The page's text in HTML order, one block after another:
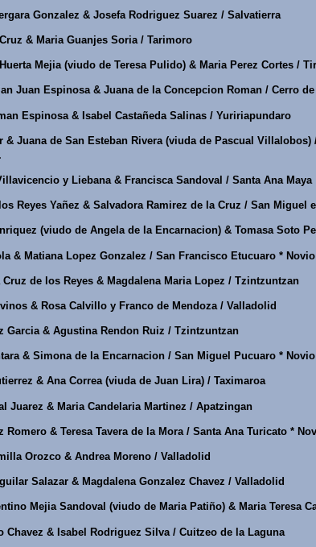
Gonzalez & Josefa Rodriguez Suarez / Salvatierra
& Maria Guanjes Soria / Tarimoro
Mejia (viudo de Teresa Pulido) & Maria Perez Cortes /
Juan Espinosa & Juana de la Concepcion Roman / Cerro
Espinosa & Isabel Castañeda Salinas / Yuririapundaro
& Juana de San Esteban Rivera (viuda de Pascual
y Liebana & Francisca Sandoval / Santa Ana Maya
Reyes Yañez & Salvadora Ramirez de la Cruz / San Miguel
(viudo de Angela de la Encarnacion) & Tomasa Soto
& Matiana Lopez Gonzalez / San Francisco Etucuaro *
Cruz de los Reyes & Magdalena Maria Lopez / Tzintzuntzan
& Rosa Calvillo y Franco de Mendoza / Valladolid
Garcia & Agustina Rendon Ruiz / Tzintzuntzan
& Simona de la Encarnacion / San Miguel Pucuaro *
& Ana Correa (viuda de Juan Lira) / Taximaroa
Juarez & Maria Candelaria Martinez / Apatzingan
Romero & Teresa Tavera de la Mora / Santa Ana Turicato *
Orozco & Andrea Moreno / Valladolid
Salazar & Magdalena Gonzalez Chavez / Valladolid
Mejia Sandoval (viudo de Maria Patiño) & Maria Teresa
Chavez & Isabel Rodriguez Silva / Cuitzeo de la Laguna